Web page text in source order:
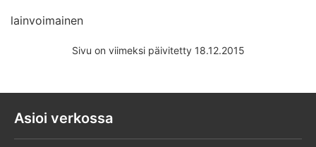
lainvoimainen
Sivu on viimeksi päivitetty 18.12.2015
Asioi verkossa